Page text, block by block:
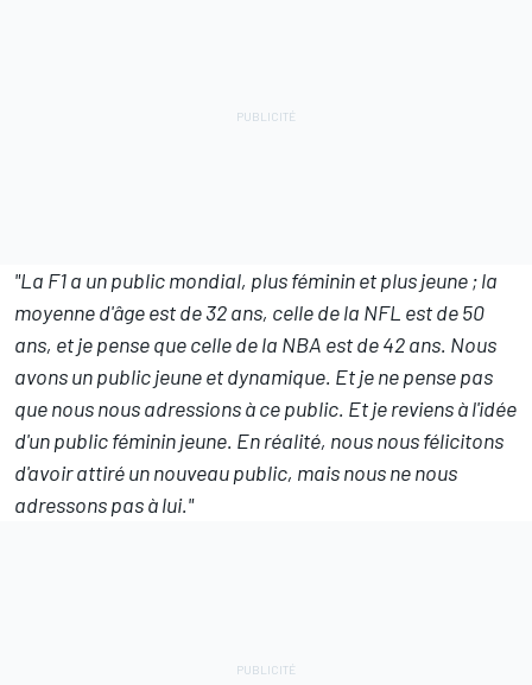
"La F1 a un public mondial, plus féminin et plus jeune ; la
moyenne d'âge est de 32 ans, celle de la NFL est de 50
ans, et je pense que celle de la NBA est de 42 ans. Nous
avons un public jeune et dynamique. Et je ne pense pas
que nous nous adressions à ce public. Et je reviens à l'idée
d'un public féminin jeune. En réalité, nous nous félicitons
d'avoir attiré un nouveau public, mais nous ne nous
adressons pas à lui."